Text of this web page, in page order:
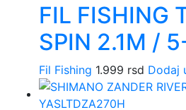
FIL FISHING
SPIN 2.1M /
Fil Fishing 1.999 rsd Dodaj